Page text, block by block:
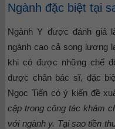
Ngành đặc biệt tại
Ngành Y được đánh giá
ngành cao cả song lương
khi có được những chế
được chân bác sĩ, đặc
Ngọc Tiến có ý kiến đề
cập trong công tác khám
với ngành y. Tại sao tiền